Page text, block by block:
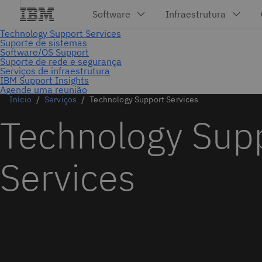
Agende uma reunião
Início Serviços Technology Support Services
Technology
Services